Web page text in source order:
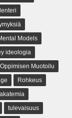
Models
ideologia
Oppimisen Muotoilu
Rohkeus
tulevaisuus